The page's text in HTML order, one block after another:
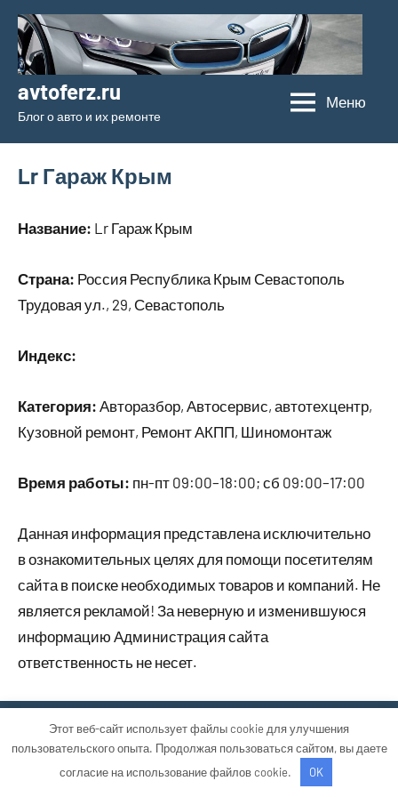
Перейти
содержимому
avtoferz.ru
Блог о авто и их ремонте
Меню
Lr Гараж Крым
Название: Lr Гараж Крым
Страна: Россия Республика Крым Севастополь
Трудовая ул., 29, Севастополь
Индекс:
Категория: Авторазбор, Автосервис, автотехцентр,
Кузовной ремонт, Ремонт АКПП, Шиномонтаж
Время работы: пн-пт 09:00–18:00; сб 09:00–17:00
Данная информация представлена исключительно
в ознакомительных целях для помощи посетителям
сайта в поиске необходимых товаров и компаний. Не
является рекламой! За неверную и изменившуюся
информацию Администрация сайта
ответственность не несет.
Тема WordPress: Occasio от ThemeZee.
Этот веб-сайт использует файлы cookie для улучшения
пользовательского опыта. Продолжая пользоваться сайтом, вы даете
согласие на использование файлов cookie.
OK